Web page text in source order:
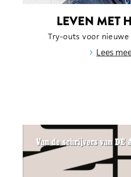
LEVEN MET
Try-outs voor nieuwe
› Lees